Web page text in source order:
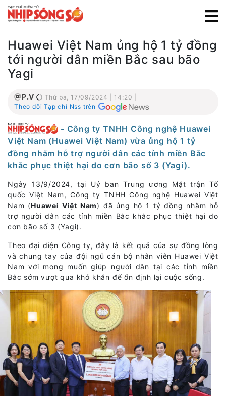
Huawei Việt Nam ủng hộ 1 tỷ đồng
tới người dân miền Bắc sau bão
Yagi
P.V
Thứ ba, 17/09/2024 | 14:20 |
Theo dõi Tạp chí Nss trên
- Công ty TNHH Công nghệ Huawei
Việt Nam (Huawei Việt Nam) vừa ủng hộ 1 tỷ
đồng nhằm hỗ trợ người dân các tỉnh miền Bắc
khắc phục thiệt hại do cơn bão số 3 (Yagi).
Ngày 13/9/2024, tại Uỷ ban Trung ương Mặt trận Tổ
quốc Việt Nam, Công ty TNHH Công nghệ Huawei Việt
Nam (Huawei Việt Nam) đã ủng hộ 1 tỷ đồng nhằm hỗ
trợ người dân các tỉnh miền Bắc khắc phục thiệt hại do
cơn bão số 3 (Yagi).
Theo đại diện Công ty, đây là kết quả của sự đồng lòng
và chung tay của đội ngũ cán bộ nhân viên Huawei Việt
Nam với mong muốn giúp người dân tại các tỉnh miền
Bắc sớm vượt qua khó khăn để ổn định lại cuộc sống.